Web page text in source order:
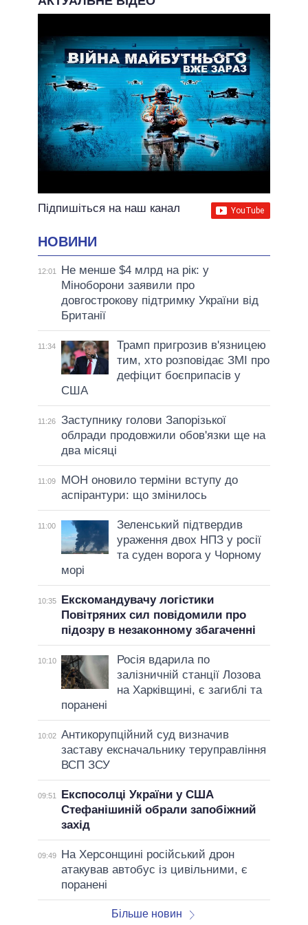
Підпишіться на наш канал
НОВИНИ
12:01
Не менше $4 млрд на рік: у
Міноборони заявили про
довгострокову підтримку України від
Британії
11:34
Трамп пригрозив в'язницею
тим, хто розповідає ЗМІ про
дефіцит боєприпасів у
США
11:26
Заступнику голови Запорізької
облради продовжили обов'язки ще на
два місяці
11:09
МОН оновило терміни вступу до
аспірантури: що змінилось
11:00
Зеленський підтвердив
ураження двох НПЗ у росії
та суден ворога у Чорному
морі
10:35
Екскомандувачу логістики
Повітряних сил повідомили про
підозру в незаконному збагаченні
10:10
Росія вдарила по
залізничній станції Лозова
на Харківщині, є загиблі та
поранені
10:02 Антикорупційний суд визначив
заставу ексначальнику теруправління
ВСП ЗСУ
09:51
Експосолці України у США
Стефанішиній обрали запобіжний
захід
09:49
На Херсонщині російський дрон
атакував автобус із цивільними, є
поранені
Більше новин